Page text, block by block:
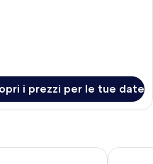
i prezzi per le tue date
The